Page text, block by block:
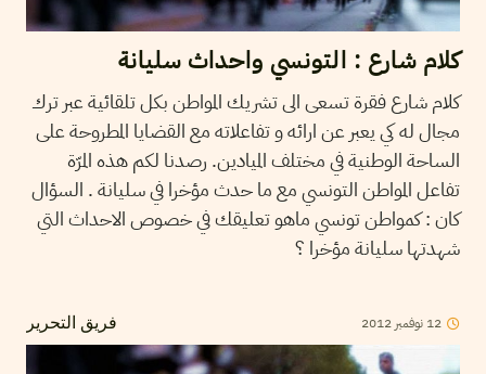
كلام شارع : التونسي واحداث سليانة
كلام شارع فقرة تسعى الى تشريك المواطن بكل تلقائية عبر ترك
مجال له كي يعبر عن ارائه و تفاعلاته مع القضايا المطروحة على
الساحة الوطنية في مختلف الميادين. رصدنا لكم هذه المرّة
تفاعل المواطن التونسي مع ما حدث مؤخرا في سليانة . السؤال
كان : كمواطن تونسي ماهو تعليقك في خصوص الاحداث التي
شهدتها سليانة مؤخرا ؟
فريق التحرير 12 نوفمبر 2012